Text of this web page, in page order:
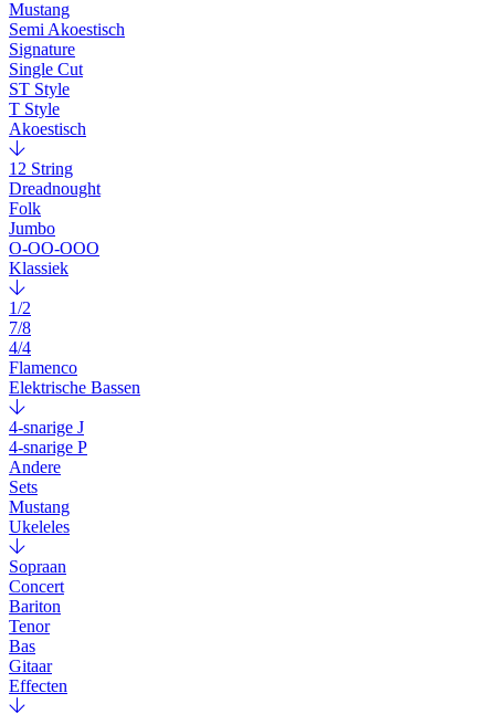
Mustang
Semi Akoestisch
Signature
Single Cut
ST Style
T Style
Akoestisch
12 String
Dreadnought
Folk
Jumbo
O-OO-OOO
Klassiek
1/2
7/8
4/4
Flamenco
Elektrische Bassen
4-snarige J
4-snarige P
Andere
Sets
Mustang
Ukeleles
Sopraan
Concert
Bariton
Tenor
Bas
Gitaar
Effecten